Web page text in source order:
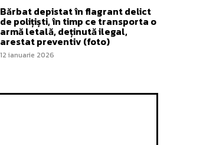
Bărbat depistat în flagrant delict
de polițiști, în timp ce transporta o
armă letală, deținută ilegal,
arestat preventiv (foto)
12 ianuarie 2026